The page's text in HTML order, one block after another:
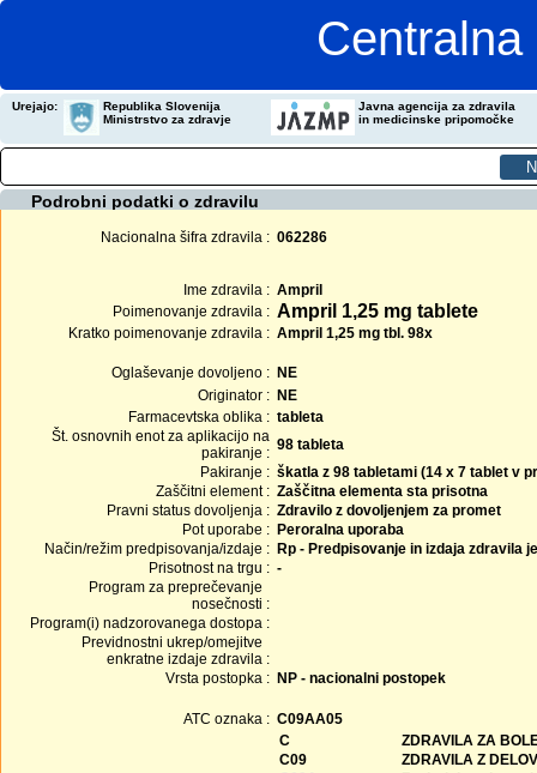
Urejajo:
Republika Slovenija
Ministrstvo za zdravje
Javna agencija za zdravila
in medicinske pripomočke
Podrobni podatki o zdravilu
Nacionalna šifra zdravila : 062286
Ime zdravila : Ampril
Poimenovanje zdravila : Ampril 1,25 mg tablete
Kratko poimenovanje zdravila : Ampril 1,25 mg tbl. 98x
Oglaševanje dovoljeno : NE
Originator : NE
Farmacevtska oblika : tableta
Št. osnovnih enot za aplikacijo na
pakiranje : 98 tableta
Pakiranje : škatla z 98 tabletami (14 x 7 tablet v
Zaščitni element : Zaščitna elementa sta prisotna
Pravni status dovoljenja : Zdravilo z dovoljenjem za promet
Pot uporabe : Peroralna uporaba
Način/režim predpisovanja/izdaje : Rp - Predpisovanje in izdaja zdravila
Prisotnost na trgu : -
Program za preprečevanje
nosečnosti :
Program(i) nadzorovanega dostopa :
Previdnostni ukrep/omejitve
enkratne izdaje zdravila :
Vrsta postopka : NP - nacionalni postopek
ATC oznaka : C09AA05
C
ZDRAVILA ZA
C09
ZDRAVILA Z